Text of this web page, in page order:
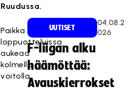
Ruudussa.
Paikka
loppuotteluissa
aukeaa
kolmella
voitolla.
UUTISET
04.08.2
026
F-liigan alku
häämöttää:
Avauskierrokset